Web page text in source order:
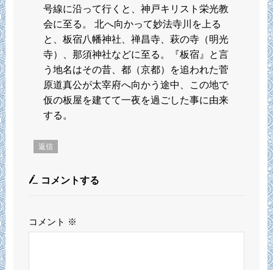
号線に沿って行くと、神戸キリスト栄光教
会に至る。 北へ向かって妙法寺川を上る
と、板宿八幡神社、禅昌寺、萩の寺（明光
寺）、那須神社などに至る。『板宿』と言
う地名はその昔、都（京都）を追われた菅
原道真公が太宰府へ向かう途中、この地で
仮の板屋を建てて一夜を過ごした事に由来
する。
返信
コメントする
コメント ※